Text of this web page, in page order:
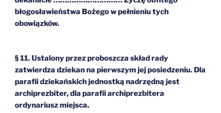
błogosławieństwa Bożego w pełnieniu tych
obowiązków.
§ 11. Ustalony przez proboszcza skład rady
zatwierdza dziekan na pierwszym jej posiedzeniu. Dla
parafii dziekańskich jednostką nadrzędną jest
archiprezbiter, dla parafii archiprezbitera
ordynariusz miejsca.